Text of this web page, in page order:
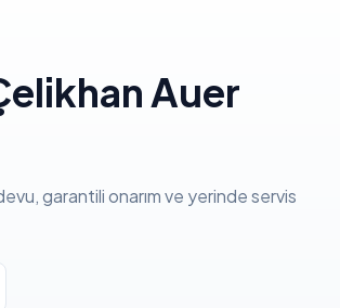
Auer
garantili onarım ve yerinde servis